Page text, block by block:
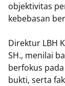
objektivitas
kebebasan
Direktur LBH
SH., menilai
berfokus
bukti, serta